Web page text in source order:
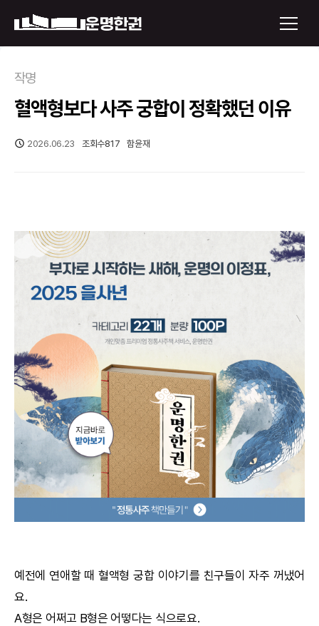
운명한권 보기
미래 배우자 얼굴
신년운세
토정비결
오늘의 운세
궁합
택일
작명
수리사주
회원가입
작명
혈액형보다 사주 궁합이 정확했던 이유
2026.06.23 조회수817 함윤재
예전에 연애할 때 혈액형궁합이야기를 친구들이 자주 꺼냈어
요.
A형은 어쩌고 B형은 어떻다는 식으로요.